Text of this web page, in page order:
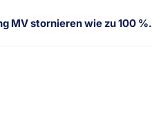
MV stornieren wie zu 100 %.